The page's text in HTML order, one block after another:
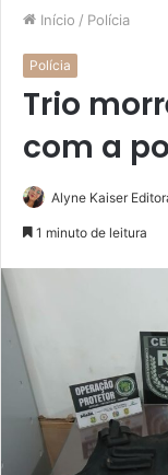
Início / Polícia
Polícia
Trio
com a
Alyne Kaiser
1 minuto de leitura